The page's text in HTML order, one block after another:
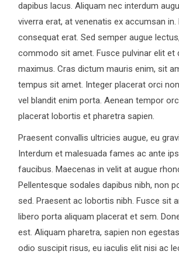
dapibus lacus. Aliquam nec interdum
viverra erat, at venenatis ex accumsan in.
consequat erat. Sed semper augue
commodo sit amet. Fusce pulvinar elit et
maximus. Cras dictum mauris enim, sit
tempus sit amet. Integer placerat orci
vel blandit enim porta. Aenean tempor
placerat lobortis et pharetra sapien.
Praesent convallis ultricies augue, eu
Interdum et malesuada fames ac ante
faucibus. Maecenas in velit at augue
Pellentesque sodales dapibus nibh, non
sed. Praesent ac lobortis nibh. Fusce sit
libero porta aliquam placerat et sem.
est. Aliquam pharetra, sapien non
odio suscipit risus, eu iaculis elit nisi ac